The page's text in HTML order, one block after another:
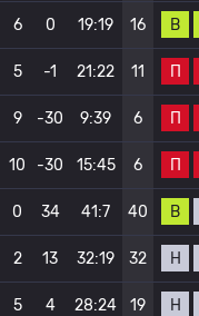
6 0 19:19 16 В
5 -1 21:22 11 П
9 -30 9:39 6 П
10 -30 15:45 6 П
0 34 41:7 40 В
2 13 32:19 32 Н
5 4 28:24 19 Н